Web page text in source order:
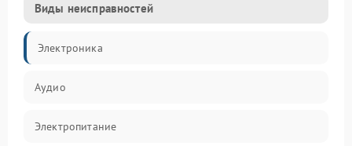
Виды неисправностей
Электроника
Аудио
Электропитание